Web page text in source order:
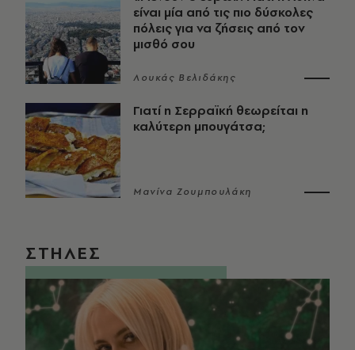
είναι μία από τις πιο δύσκολες
πόλεις για να ζήσεις από τον
μισθό σου
Λουκάς Βελιδάκης
Γιατί η Σερραϊκή θεωρείται η
καλύτερη μπουγάτσα;
Μανίνα Ζουμπουλάκη
ΣΤΗΛΕΣ